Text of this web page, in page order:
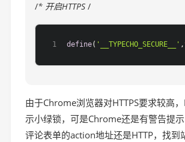
/* 开启HTTPS /
define( '__TYPECHO_SECURE__' ,
由于Chrome浏览器对HTTPS要求较高
示小绿锁，可是Chrome还是有警告提示
评论表单的action地址还是HTTP，找到